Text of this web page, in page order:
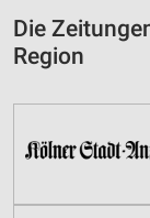
Die
Region